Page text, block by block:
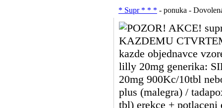
* Supr * * * - ponuka -
POZOR! AKCE!
KAZDEMU
kazde objednavce
lilly 20mg generika:
20mg 900Kc/10tbl
plus (malegra) /
tbl) erekce +